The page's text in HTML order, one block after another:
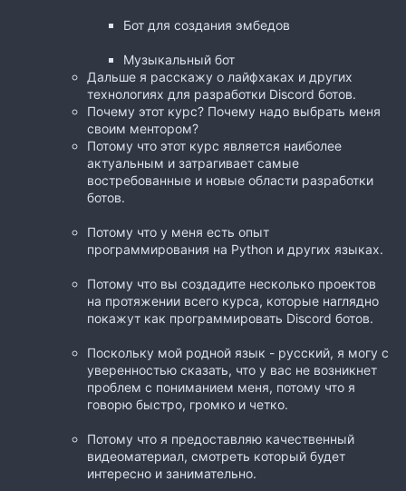
Бот для создания эмбедов
Музыкальный бот
Дальше я расскажу о лайфхаках и других
технологиях для разработки Discord ботов.
Почему этот курс? Почему надо выбрать меня
своим ментором?
Потому что этот курс является наиболее
актуальным и затрагивает самые
востребованные и новые области разработки
ботов.
Потому что у меня есть опыт
программирования на Python и других языках.
Потому что вы создадите несколько проектов
на протяжении всего курса, которые наглядно
покажут как программировать Discord ботов.
Поскольку мой родной язык - русский, я могу с
уверенностью сказать, что у вас не возникнет
проблем с пониманием меня, потому что я
говорю быстро, громко и четко.
Потому что я предоставляю качественный
видеоматериал, смотреть который будет
интересно и занимательно.